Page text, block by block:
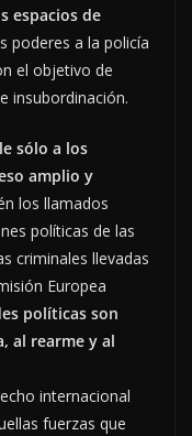
espacios de
poderes a la policía
el objetivo de
insubordinación.
sólo a los
amplio y
los llamados
políticas de las
criminales llevadas
Europea
políticas son
al rearme y al
internacional
fuerzas que